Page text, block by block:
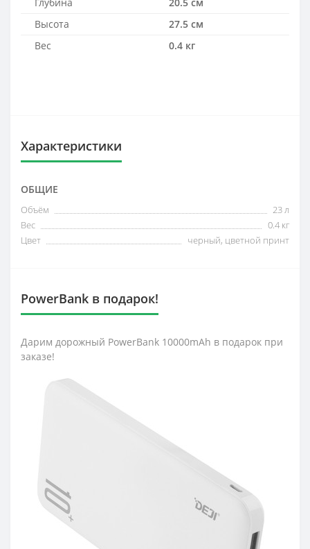
Высота
27.5 см
Вес
0.4 кг
Характеристики
ОБЩИЕ
Объём
23 л
Вес
0.4 кг
Цвет
черный, цветной принт
PowerBank в подарок!
Дарим дорожный PowerBank 10000mAh в подарок при
заказе!